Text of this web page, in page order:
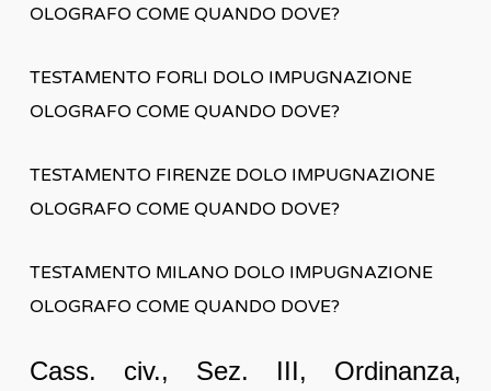
OLOGRAFO COME QUANDO DOVE?
TESTAMENTO FORLI DOLO IMPUGNAZIONE
OLOGRAFO COME QUANDO DOVE?
TESTAMENTO FIRENZE DOLO IMPUGNAZIONE
OLOGRAFO COME QUANDO DOVE?
TESTAMENTO MILANO DOLO IMPUGNAZIONE
OLOGRAFO COME QUANDO DOVE?
Cass. civ., Sez. III, Ordinanza,